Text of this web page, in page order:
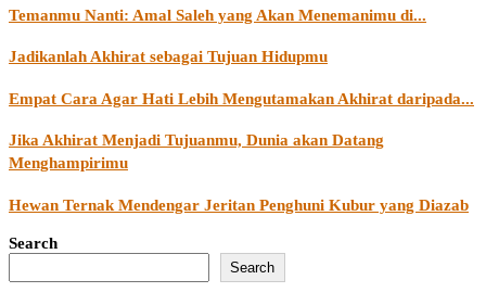
Temanmu Nanti: Amal Saleh yang Akan Menemanimu di...
Jadikanlah Akhirat sebagai Tujuan Hidupmu
Empat Cara Agar Hati Lebih Mengutamakan Akhirat daripada...
Jika Akhirat Menjadi Tujuanmu, Dunia akan Datang
Menghampirimu
Hewan Ternak Mendengar Jeritan Penghuni Kubur yang Diazab
Search
Search